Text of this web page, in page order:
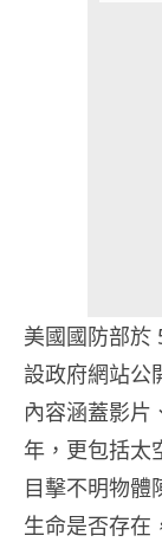
美國國防部於
設政府網站公
內容涵蓋影片
年，更包括太
目擊不明物體
生命是否存在